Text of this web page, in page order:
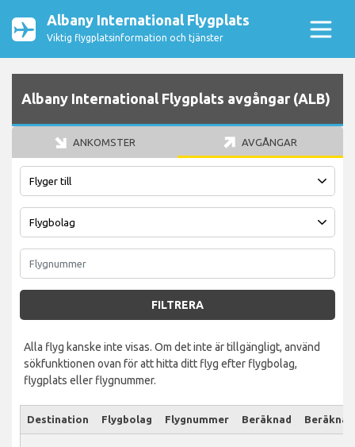
Albany International Flygplats
Viktig flygplatsinformation och tjänster
Albany International Flygplats avgångar (ALB)
ANKOMSTER AVGÅNGAR
FILTRERA
Alla flyg kanske inte visas. Om det inte är tillgängligt, använd
sökfunktionen ovan för att hitta ditt flyg efter flygbolag,
flygplats eller flygnummer.
Destination Flygbolag Flygnummer Beräknad